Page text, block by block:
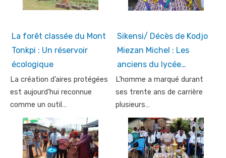
La forêt classée du Mont
Tonkpi : Un réservoir
écologique
La création d’aires protégées
est aujourd’hui reconnue
comme un outil…
Sikensi/ Décès de Kodjo
Miezan Michel : Les
anciens du lycée…
L’homme a marqué durant
ses trente ans de carrière
plusieurs…